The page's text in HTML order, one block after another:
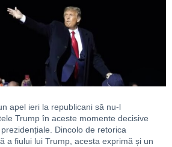
apel ieri la republicani să nu-l
Trump în aceste momente decisive
Dincolo de retorica
a fiului lui Trump, acesta exprimă și un